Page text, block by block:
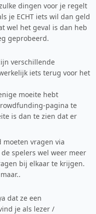
dingen voor je regelt
je ECHT iets wil dan geld
wel het geval is dan heb
geprobeerd.
verschillende
iets terug voor het
moeite hebt
pagina te
is dan te zien dat er
moeten vragen via
spelers wel weer meer
bij elkaar te krijgen.
dat ze een
je als lezer /